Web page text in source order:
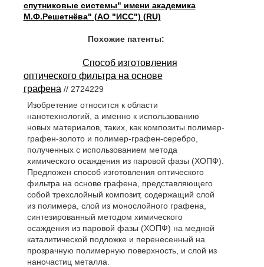
спутниковые системы" имени академика
М.Ф.Решетнёва" (АО "ИСС") (RU)
Похожие патенты:
Способ изготовления
оптического фильтра на основе
графена // 2724229
Изобретение относится к области
нанотехнологий, а именно к использованию
новых материалов, таких, как композиты полимер-
графен-золото и полимер-графен-серебро,
полученных с использованием метода
химического осаждения из паровой фазы (ХОПФ).
Предложен способ изготовления оптического
фильтра на основе графена, представляющего
собой трехслойный композит, содержащий слой
из полимера, слой из монослойного графена,
синтезированный методом химического
осаждения из паровой фазы (ХОПФ) на медной
каталитической подложке и перенесенный на
прозрачную полимерную поверхность, и слой из
наночастиц металла.